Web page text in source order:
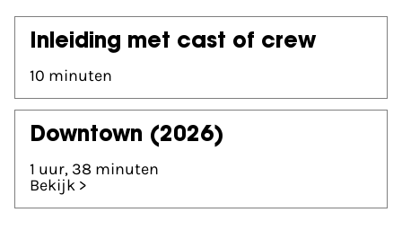
Inleiding met cast of crew
10 minuten
Downtown (2026)
1 uur, 38 minuten
Bekijk >